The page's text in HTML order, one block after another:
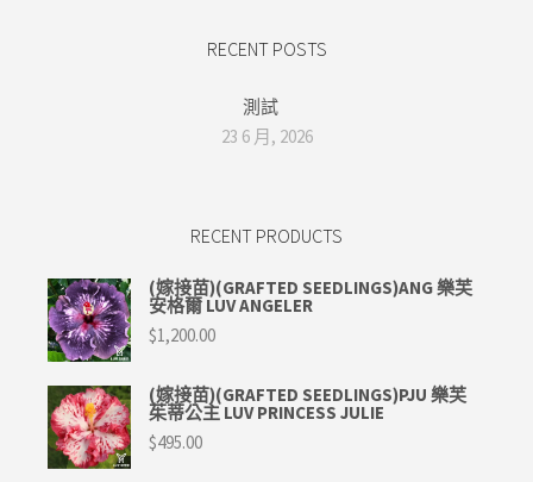
RECENT POSTS
測試
23 6 月, 2026
RECENT PRODUCTS
(嫁接苗)(GRAFTED SEEDLINGS)ANG 樂芙
安格爾 LUV ANGELER
$1,200.00
(嫁接苗)(GRAFTED SEEDLINGS)PJU 樂芙
茱蒂公主 LUV PRINCESS JULIE
$495.00